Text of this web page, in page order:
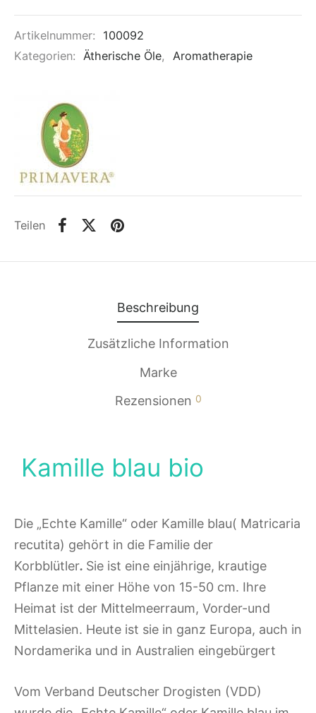
Artikelnummer:
100092
Kategorien:
Ätherische Öle, Aromatherapie
Teilen
Beschreibung
Zusätzliche Information
Marke
Rezensionen 0
Kamille blau bio
Die „Echte Kamille“ oder Kamille blau( Matricaria
recutita) gehört in die Familie der
Korbblütler. Sie ist eine einjährige, krautige
Pflanze mit einer Höhe von 15-50 cm. Ihre
Heimat ist der Mittelmeerraum, Vorder-und
Mittelasien. Heute ist sie in ganz Europa, auch in
Nordamerika und in Australien eingebürgert
Vom Verband Deutscher Drogisten (VDD)